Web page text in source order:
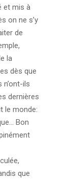
et mis à
on ne s’y
de
la
dès que
ils
dernières
le monde:
Bon
que